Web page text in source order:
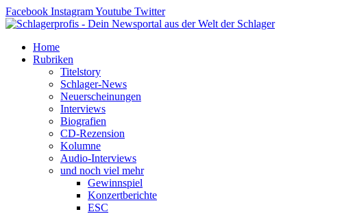
Zum
Inhalt
Facebook InstagramYoutube Twitter
Home
Rubriken
Titelstory
Schlager-News
Neuerscheinungen
Interviews
Biografien
CD-Rezension
Kolumne
Audio-Interviews
und noch viel mehr
Gewinnspiel
Konzertberichte
ESC